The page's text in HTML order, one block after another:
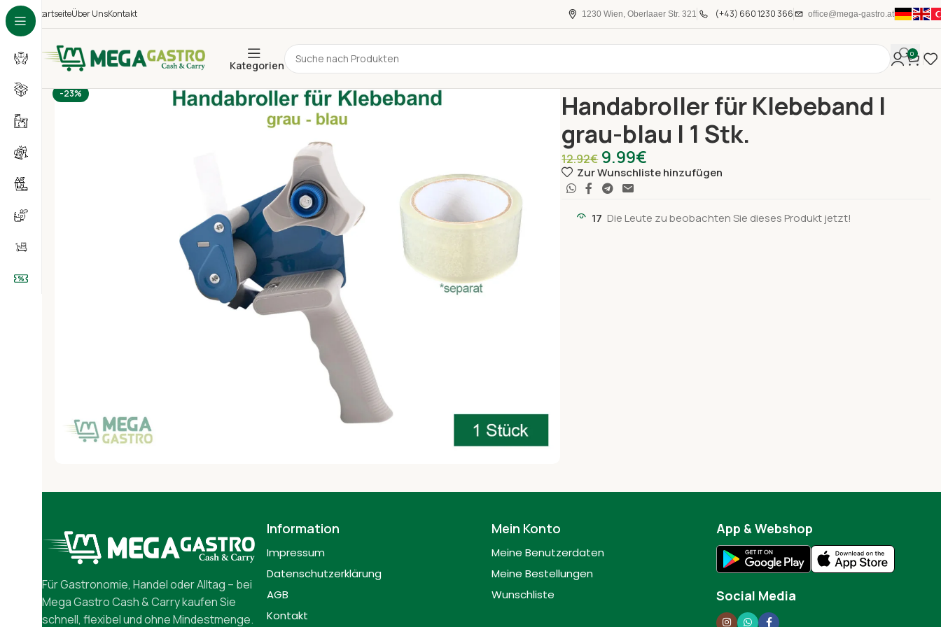
StartseiteÜber UnsKontakt 1230 Wien, Oberlaaer Str. 321 (+43) 660 1230 366 office@mega-gastro.at
Kategorien
0
-23%
Handabroller für Klebeband |
grau-blau I 1 Stk.
12.92€ 9.99€
Zur Wunschliste hinzufügen
17 Die Leute zu beobachten Sie dieses Produkt jetzt!
Für Gastronomie, Handel oder Alltag – bei
Mega Gastro Cash & Carry kaufen Sie
schnell, flexibel und ohne Mindestmenge.
Information
Impressum
Datenschutzerklärung
AGB
Kontakt
Mein Konto
Meine Benutzerdaten
Meine Bestellungen
Wunschliste
App & Webshop
Social Media